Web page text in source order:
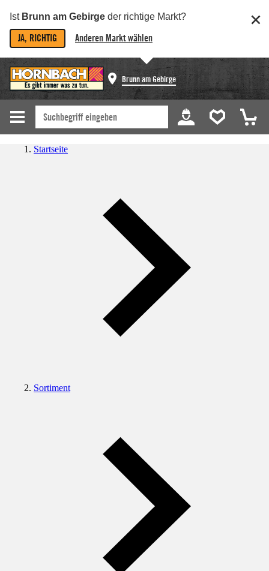
Ist Brunn am Gebirge der richtige Markt?
JA, RICHTIG Anderen Markt wählen
Brunn am Gebirge
Startseite
Sortiment